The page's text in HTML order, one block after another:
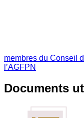
membres du Conseil
l’AGFPN
Documents